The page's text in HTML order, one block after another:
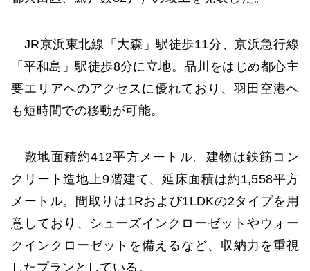
JR京浜東北線「大森」駅徒歩11分、京浜急行線
「平和島」駅徒歩8分に立地。品川をはじめ都心主
要エリアへのアクセスに優れており、羽田空港へ
も短時間での移動が可能。
敷地面積約412平方メートル。建物は鉄筋コン
クリート造地上9階建て、延床面積は約1,558平方
メートル。間取りは1Rおよび1LDKの2タイプを用
意しており、シューズインクローゼットやウォー
クインクローゼットを備えるなど、収納力を重視
したプランとしている。